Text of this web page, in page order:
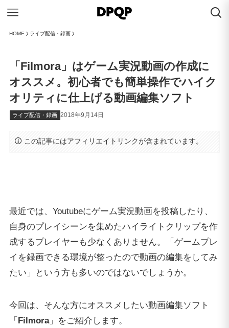
HOME ライブ配信・録画
「Filmora」はゲーム実況動画の作成に
オススメ。初心者でも簡単操作でハイク
オリティに仕上げる動画編集ソフト
ライブ配信・録画 2018年9月14日
この記事にはアフィリエイトリンクが含まれています。
最近では、Youtubeにゲーム実況動画を投稿したり、
自身のプレイシーンを集めたハイライトクリップを作
成するプレイヤーも少なくありません。「ゲームプレ
イを録画できる環境が整ったので動画の編集をしてみ
たい」という方も多いのではないでしょうか。
今回は、そんな方にオススメしたい動画編集ソフト
「 Filmora」をご紹介します。